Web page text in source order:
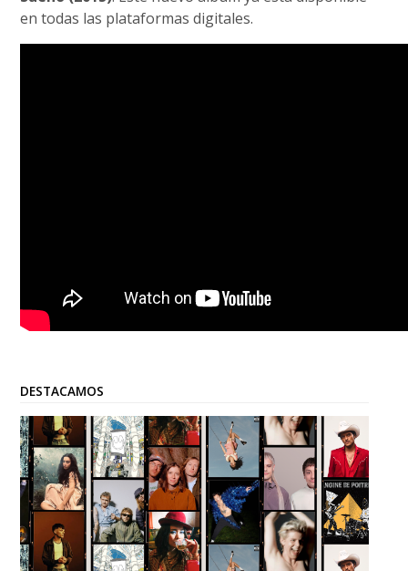
en todas las plataformas digitales.
DESTACAMOS